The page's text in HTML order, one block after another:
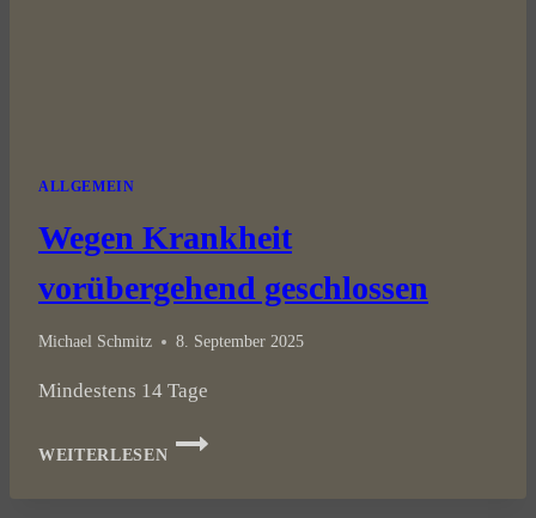
ALLGEMEIN
Wegen Krankheit
vorübergehend geschlossen
Michael Schmitz 8. September 2025
Mindestens 14 Tage
WEITERLESEN
WEGEN